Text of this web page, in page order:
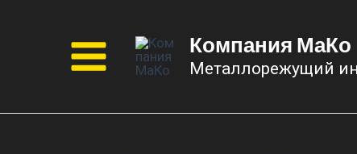
содержимому
Main
Menu
Компания МаКо
Металлорежущий